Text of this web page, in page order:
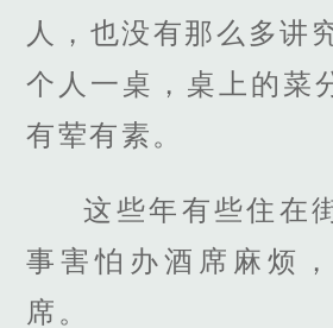
人，也没有那么多讲
个人一桌，桌上的菜
有荤有素。
这些年有些住在
事害怕办酒席麻烦
席。